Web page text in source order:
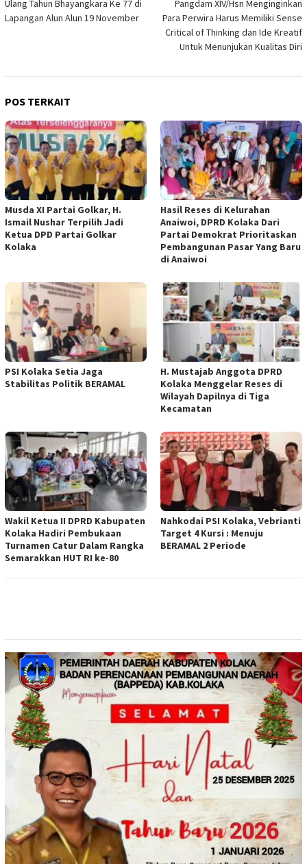
Ulang Tahun Bhayangkara Ke 77 di
Lapangan Alun Alun 19 November
Pangdam XIV/Hsn Menginginkan
Para Perwira Harus Memiliki Sense
Critical of Thinking dan Ide Kreatif
Untuk Menunjukan Kualitas Diri
POS TERKAIT
Musda XI Partai Golkar, H.
Ismail Nushar Terpilih Jadi
Ketua DPD Partai Golkar
Kolaka
Hasil Reses di Kelurahan
Anaiwoi, DPRD Kolaka Dari
Partai Demokrat Prioritaskan
Pembangunan Pasar Yang Baru
di Anaiwoi
PSI Kolaka Setia Jaga
Stabilitas Politik BERAMAL
H. Mustajab Anggota DPRD
Kolaka Menggelar Reses di
Wilayah Dapilnya di Tiga
Kecamatan
Wakil Ketua II DPRD Kabupaten
Kolaka Hadiri Pembukaan
Turnamen Catur Dalam Rangka
Semarakkan HUT RI ke-80
Nahkodai PSI Kolaka, Vebrianti
Target 4 Kursi : Menuju
BERAMAL 2 Periode